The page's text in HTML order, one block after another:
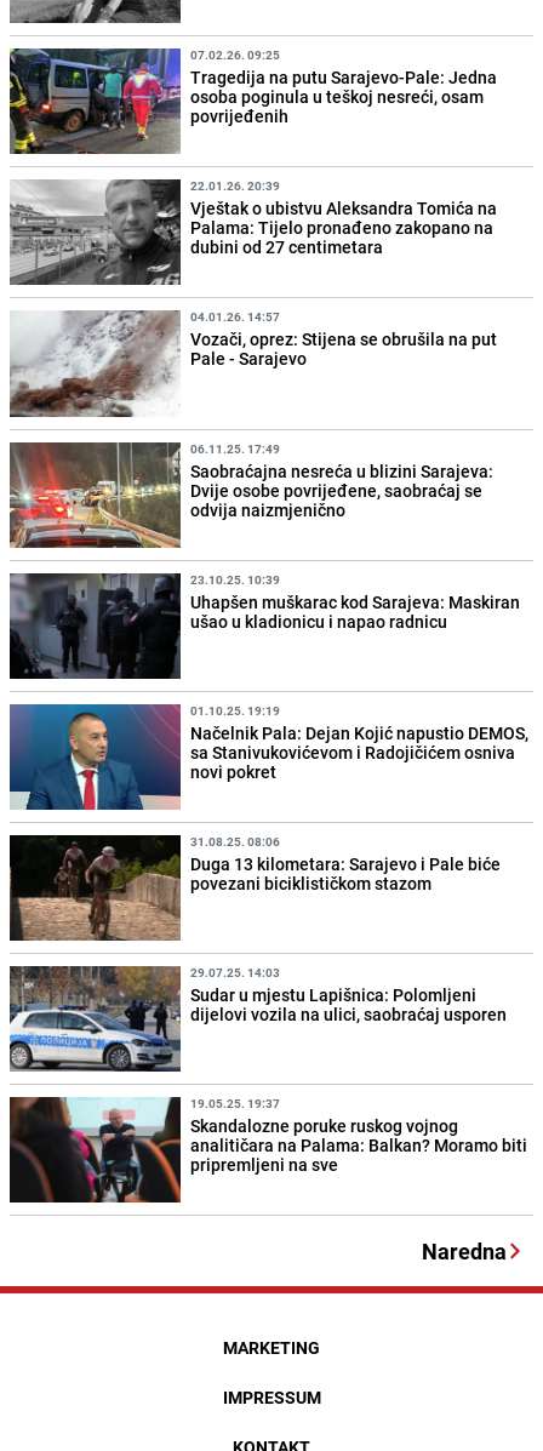
07.02.26. 09:25
Tragedija na putu Sarajevo-Pale: Jedna
osoba poginula u teškoj nesreći, osam
povrijeđenih
22.01.26. 20:39
Vještak o ubistvu Aleksandra Tomića na
Palama: Tijelo pronađeno zakopano na
dubini od 27 centimetara
04.01.26. 14:57
Vozači, oprez: Stijena se obrušila na put
Pale - Sarajevo
06.11.25. 17:49
Saobraćajna nesreća u blizini Sarajeva:
Dvije osobe povrijeđene, saobraćaj se
odvija naizmjenično
23.10.25. 10:39
Uhapšen muškarac kod Sarajeva: Maskiran
ušao u kladionicu i napao radnicu
01.10.25. 19:19
Načelnik Pala: Dejan Kojić napustio DEMOS,
sa Stanivukovićevom i Radojičićem osniva
novi pokret
31.08.25. 08:06
Duga 13 kilometara: Sarajevo i Pale biće
povezani biciklističkom stazom
29.07.25. 14:03
Sudar u mjestu Lapišnica: Polomljeni
dijelovi vozila na ulici, saobraćaj usporen
19.05.25. 19:37
Skandalozne poruke ruskog vojnog
analitičara na Palama: Balkan? Moramo biti
pripremljeni na sve
Naredna
MARKETING
IMPRESSUM